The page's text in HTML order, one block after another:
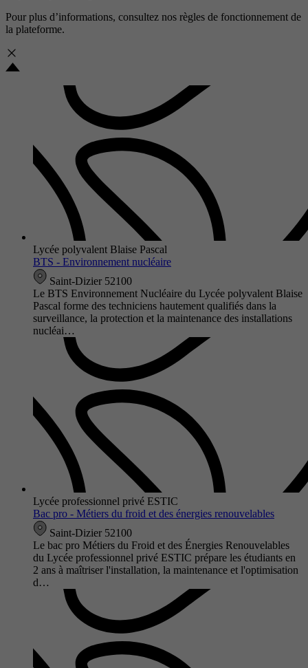
Pour plus d’informations, consultez nos règles de fonctionnement de
la plateforme.
Lycée polyvalent Blaise Pascal
BTS - Environnement nucléaire
Saint-Dizier 52100
Le BTS Environnement Nucléaire du Lycée polyvalent Blaise
Pascal forme des techniciens hautement qualifiés dans la
surveillance, la protection et la maintenance des installations
nucléai…
Lycée professionnel privé ESTIC
Bac pro - Métiers du froid et des énergies renouvelables
Saint-Dizier 52100
Le bac pro Métiers du Froid et des Énergies Renouvelables
du Lycée professionnel privé ESTIC prépare les étudiants en
2 ans à maîtriser l'installation, la maintenance et l'optimisation
d…